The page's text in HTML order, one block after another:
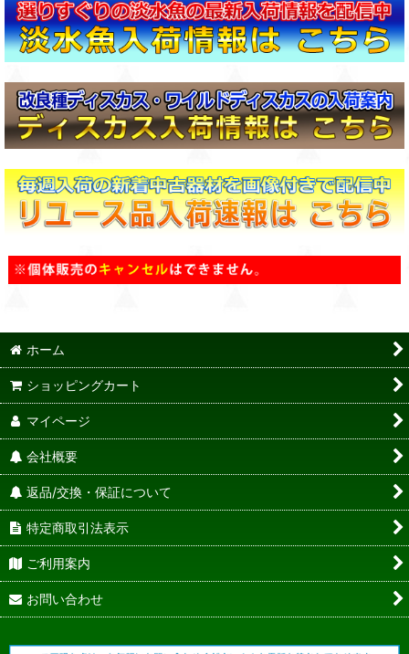
ホーム
ショッピングカート
マイページ
会社概要
返品/交換・保証について
特定商取引法表示
ご利用案内
お問い合わせ